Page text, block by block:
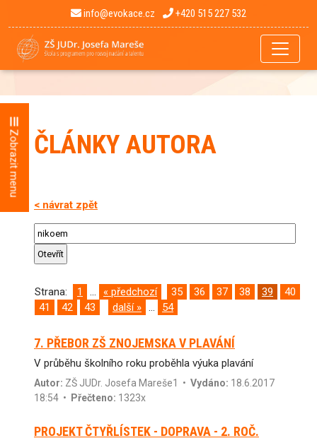
info@evokace.cz +420 515 227 532
ČLÁNKY AUTORA
< návrat zpět
Strana: 1 ... « předchozí 35 36 37 38 39
40
41
42 43 další » ... 54
7. PŘEBOR ZŠ ZNOJEMSKA V PLAVÁNÍ
V průběhu školního roku proběhla výuka plavání
Autor: ZŠ JUDr. Josefa Mareše1 • Vydáno: 18.6.2017
18:54 •
Přečteno: 1323x
PROJEKT ČTYŘLÍSTEK - DOPRAVA - 2. ROČ.
Zobrazit menu